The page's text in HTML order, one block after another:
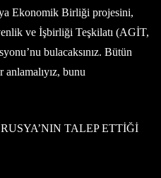
Ekonomik Birliği projesini,
ve İşbirliği Teşkilatı (AGİT,
bulacaksınız. Bütün
bunu
TALEP ETTİĞİ